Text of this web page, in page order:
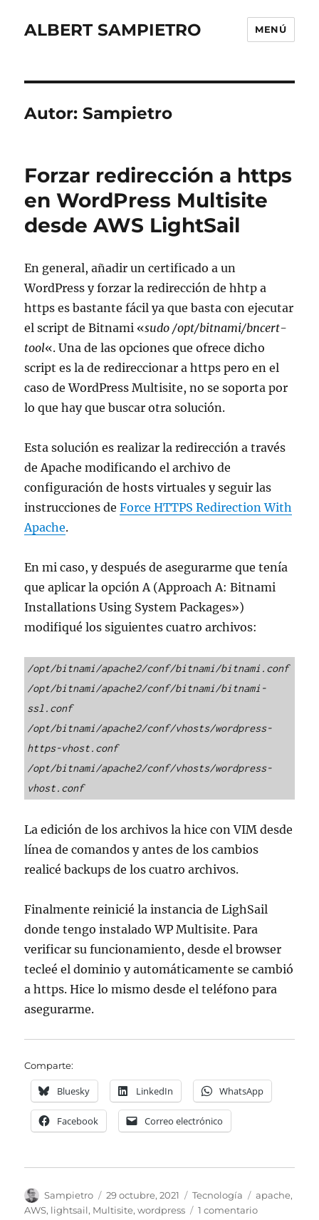
ALBERT SAMPIETRO MENÚ
Autor:Sampietro
Forzar redirección a https
en WordPress Multisite
desde AWS LightSail
En general, añadir un certificado a un
WordPress y forzar la redirección de hhtp a
https es bastante fácil ya que basta con ejecutar
el script de Bitnami «sudo /opt/bitnami/bncert-
tool«. Una de las opciones que ofrece dicho
script es la de redireccionar a https pero en el
caso de WordPress Multisite, no se soporta por
lo que hay que buscar otra solución.
Esta solución es realizar la redirección a través
de Apache modificando el archivo de
configuración de hosts virtuales y seguir las
instrucciones deForce HTTPS Redirection With
Apache.
En mi caso, y después de asegurarme que tenía
que aplicar la opción A (Approach A: Bitnami
Installations Using System Packages»)
modifiqué los siguientes cuatro archivos:
/opt/bitnami/apache2/conf/bitnami/bitnami.conf
/opt/bitnami/apache2/conf/bitnami/bitnami-
ssl.conf
/opt/bitnami/apache2/conf/vhosts/wordpress-
https-vhost.conf
/opt/bitnami/apache2/conf/vhosts/wordpress-
vhost.conf
La edición de los archivos la hice con VIM desde
línea de comandos y antes de los cambios
realicé backups de los cuatro archivos.
Finalmente reinicié la instancia de LighSail
donde tengo instalado WP Multisite. Para
verificar su funcionamiento, desde el browser
tecleé el dominio y automáticamente se cambió
a https. Hice lo mismo desde el teléfono para
asegurarme.
Comparte:
Bluesky LinkedIn WhatsApp
Facebook Correo electrónico
Autor
Sampietro
Publicado
el
29 octubre, 2021 Categorías
Tecnología Etiquetas
apache,
AWS, lightsail, Multisite,wordpress 1 comentarioen